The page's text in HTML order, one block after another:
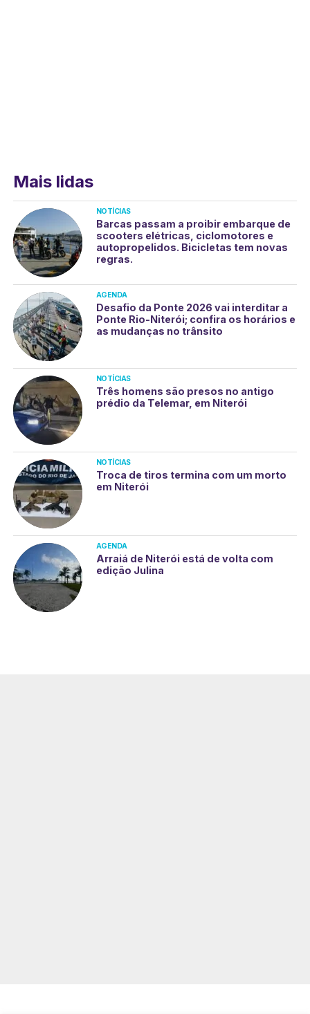
Mais lidas
NOTÍCIAS
Barcas passam a proibir embarque de
scooters elétricas, ciclomotores e
autopropelidos. Bicicletas tem novas
regras.
AGENDA
Desafio da Ponte 2026 vai interditar a
Ponte Rio-Niterói; confira os horários e
as mudanças no trânsito
NOTÍCIAS
Três homens são presos no antigo
prédio da Telemar, em Niterói
NOTÍCIAS
Troca de tiros termina com um morto
em Niterói
AGENDA
Arraiá de Niterói está de volta com
edição Julina